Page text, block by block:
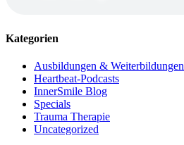
Kategorien
Ausbildungen & Weiterbildungen
Heartbeat-Podcasts
InnerSmile Blog
Specials
Trauma Therapie
Uncategorized